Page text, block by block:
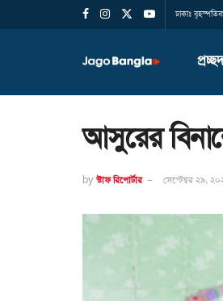
ঢাকাঃ
আসুরের
by স্টাফ রিপোর্টার সেপ্টেম্বর ২৯,